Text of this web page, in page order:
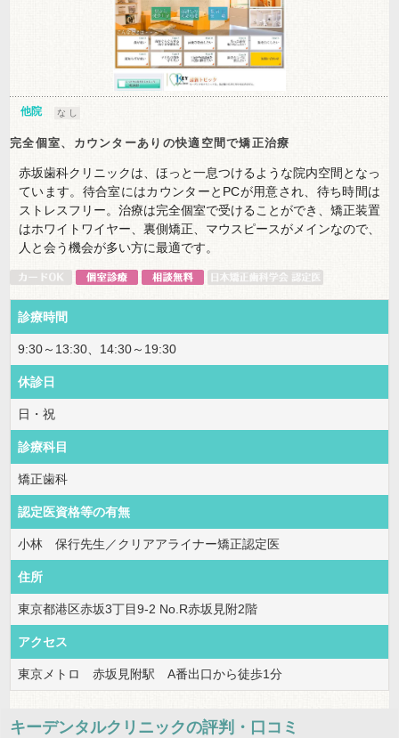
他院 な し
完全個室、カウンターありの快適空間で矯正治療
赤坂歯科クリニックは、ほっと一息つけるような院内空間となっ
ています。待合室にはカウンターとPCが用意され、待ち時間は
ストレスフリー。治療は完全個室で受けることができ、矯正装置
はホワイトワイヤー、裏側矯正、マウスピースがメインなので、
人と会う機会が多い方に最適です。
診療時間
9:30～13:30、14:30～19:30
休診日
日・祝
診療科目
矯正歯科
認定医資格等の有無
小林 保行先生／クリアアライナー矯正認定医
住所
東京都港区赤坂3丁目9-2 No.R赤坂見附2階
アクセス
東京メトロ 赤坂見附駅 A番出口から徒歩1分
キーデンタルクリニックの評判・口コミ